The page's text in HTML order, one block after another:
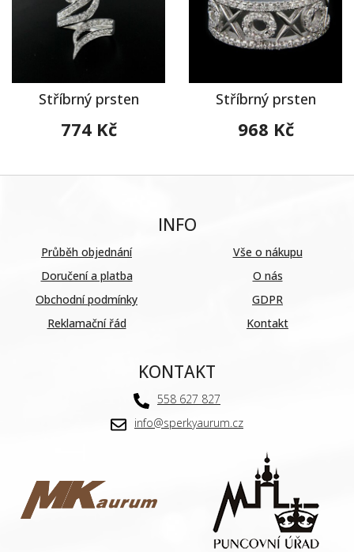
Stříbrný prsten
774 Kč
Stříbrný prsten
968 Kč
INFO
Průběh objednání
Doručení a platba
Obchodní podmínky
Reklamační řád
Vše o nákupu
O nás
GDPR
Kontakt
KONTAKT
558 627 827
info@sperkyaurum.cz